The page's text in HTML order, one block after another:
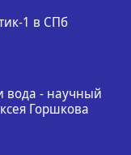
1 в СПб
вода - научный
Горшкова